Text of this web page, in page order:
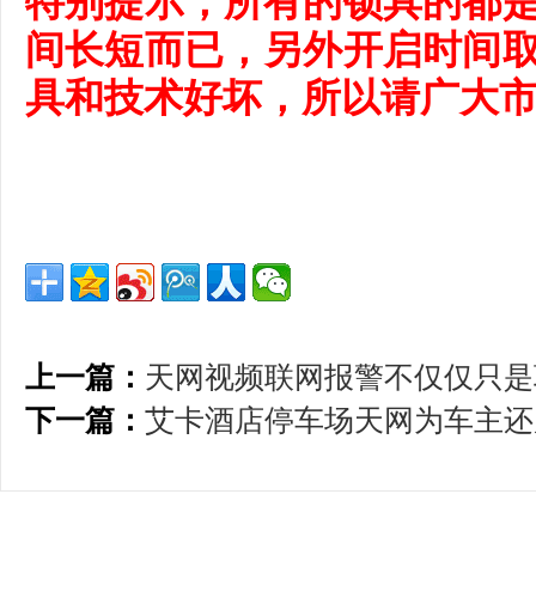
间长短而已，另外开启时间
具和技术好坏，所以请广大
上一篇： 天网视频联网报警不仅仅只
下一篇： 艾卡酒店停车场天网为车主